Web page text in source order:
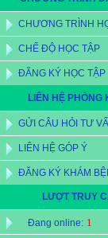
CHƯƠNG TRÌNH
CHẾ ĐỘ HỌC TẬP
ĐĂNG KÝ HỌC TẬP
LIÊN HỆ PHÒNG
GỬI CÂU HỎI TƯ
LIÊN HỆ GÓP Ý
ĐĂNG KÝ KHÁM
LƯỢT TRUY
Đang online: 1